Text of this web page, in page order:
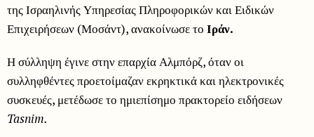
της Ισραηλινής Υπηρεσίας Πληροφορικών και Ειδικών
Επιχειρήσεων (Μοσάντ), ανακοίνωσε το Ιράν.
Η σύλληψη έγινε στην επαρχία Αλμπόρζ, όταν οι
συλληφθέντες προετοίμαζαν εκρηκτικά και ηλεκτρονικές
συσκευές, μετέδωσε το ημιεπίσημο πρακτορείο ειδήσεων
Tasnim.